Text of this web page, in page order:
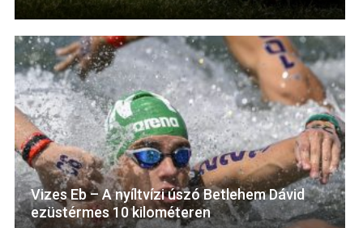
Vizes Eb – A nyíltvízi úszó Betlehem Dávid
ezüstérmes 10 kilométeren